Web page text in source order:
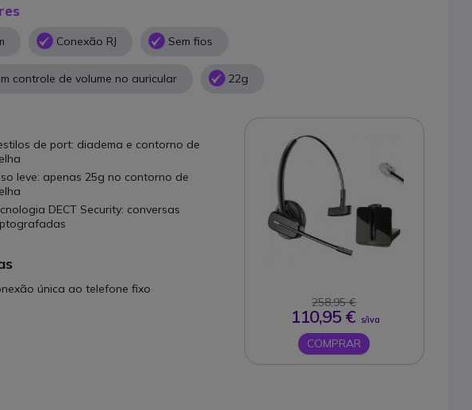
Conexão RJ Sem fios
controle de volume no auricular 22g
de port: diadema e contorno de
leve: apenas 25g no contorno de
DECT Security: conversas
única ao telefone fixo
258,95 €
110,95 € s/iva
COMPRAR